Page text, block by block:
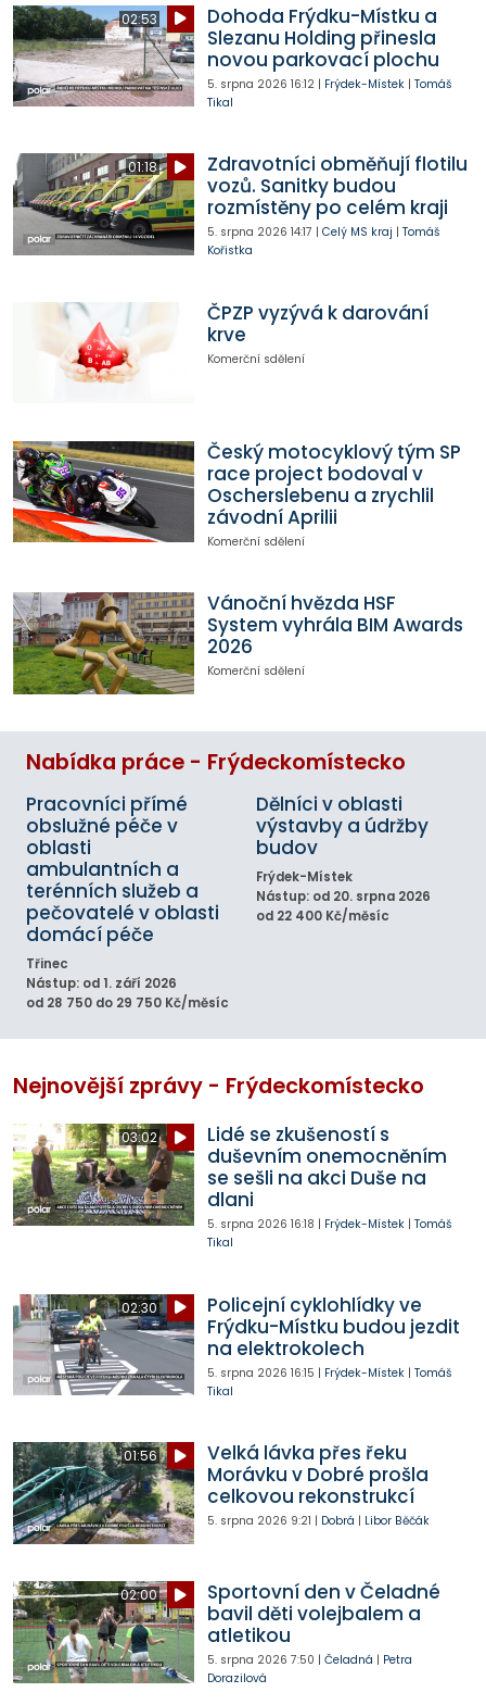
02:53
Dohoda Frýdku-Místku a
Slezanu Holding přinesla
novou parkovací plochu
5. srpna 2026 16:12| Frýdek-Místek| Tomáš
Tikal
01:18
Zdravotníci obměňují flotilu
vozů. Sanitky budou
rozmístěny po celém kraji
5. srpna 2026 14:17 | Celý MS kraj | Tomáš
Kořistka
ČPZP vyzývá k darování
krve
Komerční sdělení
Český motocyklový tým SP
race project bodoval v
Oscherslebenu a zrychlil
závodní Aprilii
Komerční sdělení
Vánoční hvězda HSF
System vyhrála BIM Awards
2026
Komerční sdělení
Nabídka práce - Frýdeckomístecko
Pracovníci přímé
obslužné péče v
oblasti
ambulantních a
terénních služeb a
pečovatelé v oblasti
domácí péče
Třinec
Nástup: od 1. září 2026
od 28 750 do 29 750 Kč/měsíc
Dělníci v oblasti
výstavby a údržby
budov
Frýdek-Místek
Nástup: od 20. srpna 2026
od 22 400 Kč/měsíc
Nejnovější zprávy - Frýdeckomístecko
03:02
Lidé se zkušeností s
duševním onemocněním
se sešli na akci Duše na
dlani
5. srpna 2026 16:18 | Frýdek-Místek| Tomáš
Tikal
02:30
Policejní cyklohlídky ve
Frýdku-Místku budou jezdit
na elektrokolech
5. srpna 2026 16:15 | Frýdek-Místek| Tomáš
Tikal
01:56
Velká lávka přes řeku
Morávku v Dobré prošla
celkovou rekonstrukcí
5. srpna 2026 9:21 | Dobrá | Libor Běčák
02:00
Sportovní den v Čeladné
bavil děti volejbalem a
atletikou
5. srpna 2026 7:50 | Čeladná | Petra
Dorazilová